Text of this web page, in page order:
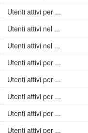
Utenti attivi per ...
Utenti attivi nel ...
Utenti attivi nel ...
Utenti attivi per ...
Utenti attivi per ...
Utenti attivi per ...
Utenti attivi per ...
Utenti attivi per ...